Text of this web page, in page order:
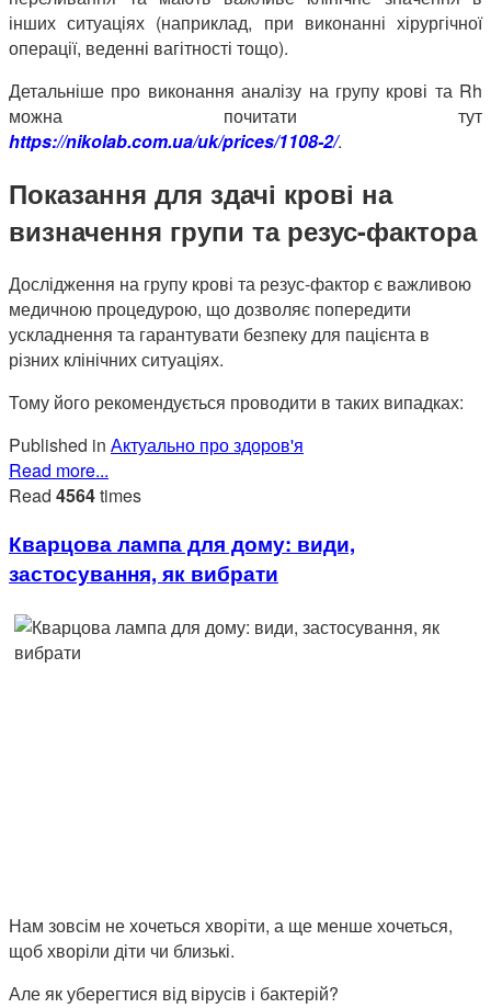
інших ситуаціях (наприклад, при виконанні хірургічної
операції, веденні вагітності тощо).
Детальніше про виконання аналізу на групу крові та Rh
можна почитати тут
https://nikolab.com.ua/uk/prices/1108-2/.
Показання для здачі крові на
визначення групи та резус-фактора
Дослідження на групу крові та резус-фактор є важливою
медичною процедурою, що дозволяє попередити
ускладнення та гарантувати безпеку для пацієнта в
різних клінічних ситуаціях.
Тому його рекомендується проводити в таких випадках:
Published in Актуально про здоров'я
Read more...
Read 4564times
Кварцова лампа для дому: види,
застосування, як вибрати
Нам зовсім не хочеться хворіти, а ще менше хочеться,
щоб хворіли діти чи близькі.
Але як уберегтися від вірусів і бактерій?